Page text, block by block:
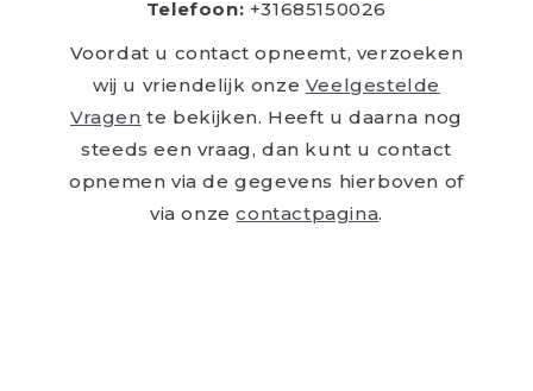
Telefoon: +31685150026
Voordat u contact opneemt, verzoeken
wij u vriendelijk onze Veelgestelde
Vragen te bekijken. Heeft u daarna nog
steeds een vraag, dan kunt u contact
opnemen via de gegevens hierboven of
via onzecontactpagina.